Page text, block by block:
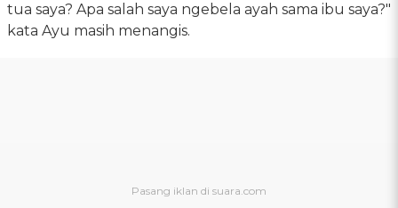
tua saya? Apa salah saya ngebela ayah sama ibu saya?"
kata Ayu masih menangis.